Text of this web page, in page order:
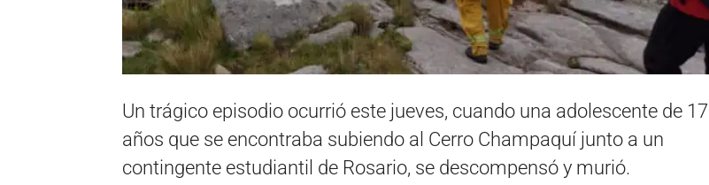
Un trágico episodio ocurrió este jueves, cuando una adolescente de 17
años que se encontraba subiendo al Cerro Champaquí junto a un
contingente estudiantil de Rosario, se descompensó y murió.